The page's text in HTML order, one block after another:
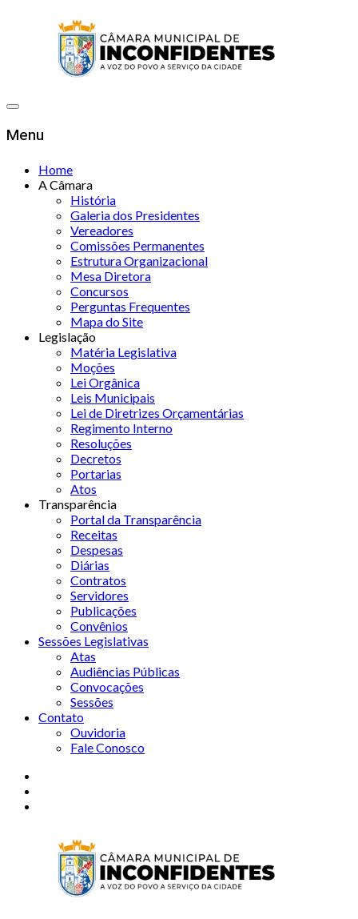
Menu
Home
A Câmara
História
Galeria dos Presidentes
Vereadores
Comissões Permanentes
Estrutura Organizacional
Mesa Diretora
Concursos
Perguntas Frequentes
Mapa do Site
Legislação
Matéria Legislativa
Moções
Lei Orgânica
Leis Municipais
Lei de Diretrizes Orçamentárias
Regimento Interno
Resoluções
Decretos
Portarias
Atos
Transparência
Portal da Transparência
Receitas
Despesas
Diárias
Contratos
Servidores
Publicações
Convênios
Sessões Legislativas
Atas
Audiências Públicas
Convocações
Sessões
Contato
Ouvidoria
Fale Conosco